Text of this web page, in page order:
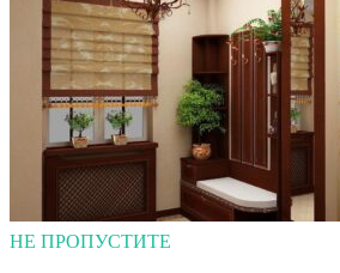
НЕ ПРОПУСТИТЕ